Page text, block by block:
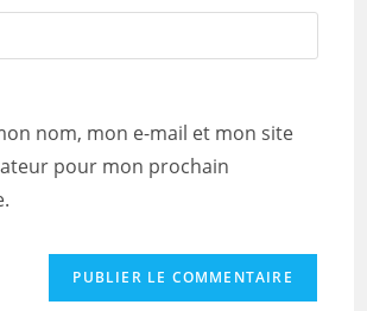
nom, mon e-mail et mon site
pour mon prochain